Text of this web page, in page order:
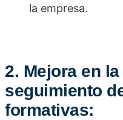
la empresa.
2. Mejora en
seguimiento
formativas: